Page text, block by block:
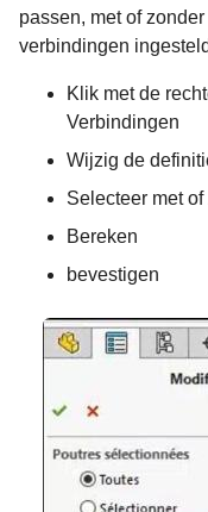
passen, met of
verbindingen
Klik met de
Verbindingen
Wijzig de
Selecteer met
Bereken
bevestigen